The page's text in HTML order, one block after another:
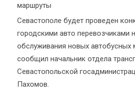
Севастополе будет проведен
городскими авто перевозчиками
обслуживания новых автобусных
сообщил начальник отдела
Севастопольской
Пахомов.